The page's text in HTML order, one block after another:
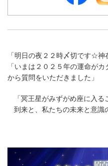
「明日の夜２２時〆切です☆神
「いまは２０２５年の運命が
から質問をいただきました 」
「冥王星がみずがめ座に入る
到来と、私たちの未来と意識